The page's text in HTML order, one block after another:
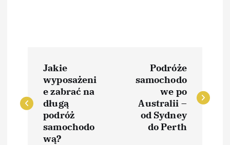
w
Jakie
wyposażeni
e zabrać na
długą
podróż
samochodo
wą?
Podróże
samochodo
we po
Australii –
od Sydney
do Perth